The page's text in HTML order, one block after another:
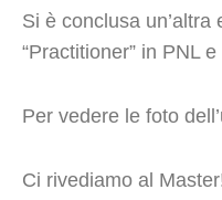
Si è conclusa un’altra
“Practitioner” in PNL
Per vedere le foto
Ci rivediamo al